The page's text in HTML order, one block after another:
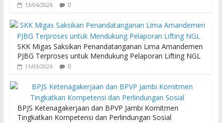
13/04/2026 0
SKK Migas Saksikan Penandatanganan Lima Amandemen
PJBG Terproses untuk Mendukung Pelaporan Lifting NGL
11/03/2026 0
BPJS Ketenagakerjaan dan BPVP Jambi Komitmen
Tingkatkan Kompetensi dan Perlindungan Sosial